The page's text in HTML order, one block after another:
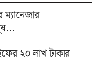
ম্যানেজার
২০ লাখ টাকার